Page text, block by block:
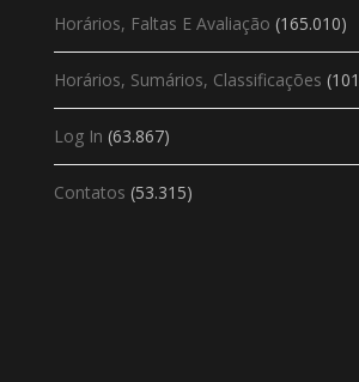
Horários, Faltas E Avaliação (165.010)
Horários, Sumários, Classificações
Log In (63.867)
Contatos (53.315)